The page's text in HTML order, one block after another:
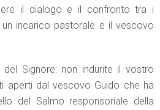
il dialogo e il confronto tra i
incarico pastorale e il vescovo
Signore: non indurite il vostro
aperti dal vescovo Guido che ha
del Salmo responsoriale della